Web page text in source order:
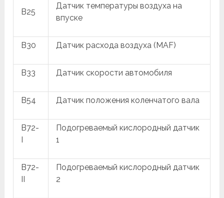
B25
Датчик температуры воздуха на
впуске
B30 Датчик расхода воздуха (MAF)
B33 Датчик скорости автомобиля
B54 Датчик положения коленчатого вала
B72-
I
Подогреваемый кислородный датчик
1
B72-
II
Подогреваемый кислородный датчик
2